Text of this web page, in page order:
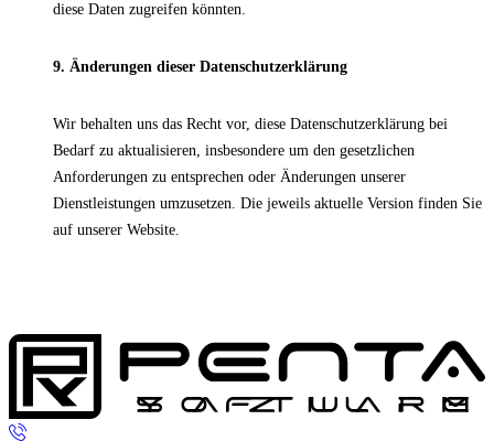
diese Daten zugreifen könnten.
9. Änderungen dieser Datenschutzerklärung
Wir behalten uns das Recht vor, diese Datenschutzerklärung bei
Bedarf zu aktualisieren, insbesondere um den gesetzlichen
Anforderungen zu entsprechen oder Änderungen unserer
Dienstleistungen umzusetzen. Die jeweils aktuelle Version finden Sie
auf unserer Website.